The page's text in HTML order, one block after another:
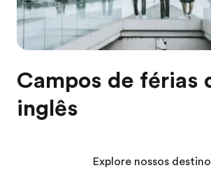
Campos de férias
inglês
Explore nossos